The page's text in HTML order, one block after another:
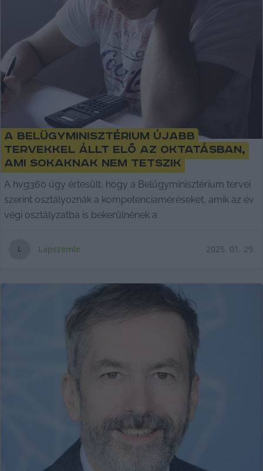
A Belügyminisztérium újabb
tervekkel állt elő az oktatásban,
ami sokaknak nem tetszik
A hvg360 úgy értesült, hogy a Belügyminisztérium tervei
szerint osztályoznák a kompetenciaméréseket, amik az év
végi osztályzatba is bekerülnének a
L Lapszemle 2025. 01. 29.